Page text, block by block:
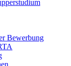
Bewerbung